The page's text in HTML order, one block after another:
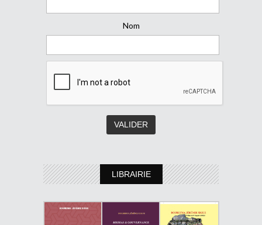
Nom
LIBRAIRIE